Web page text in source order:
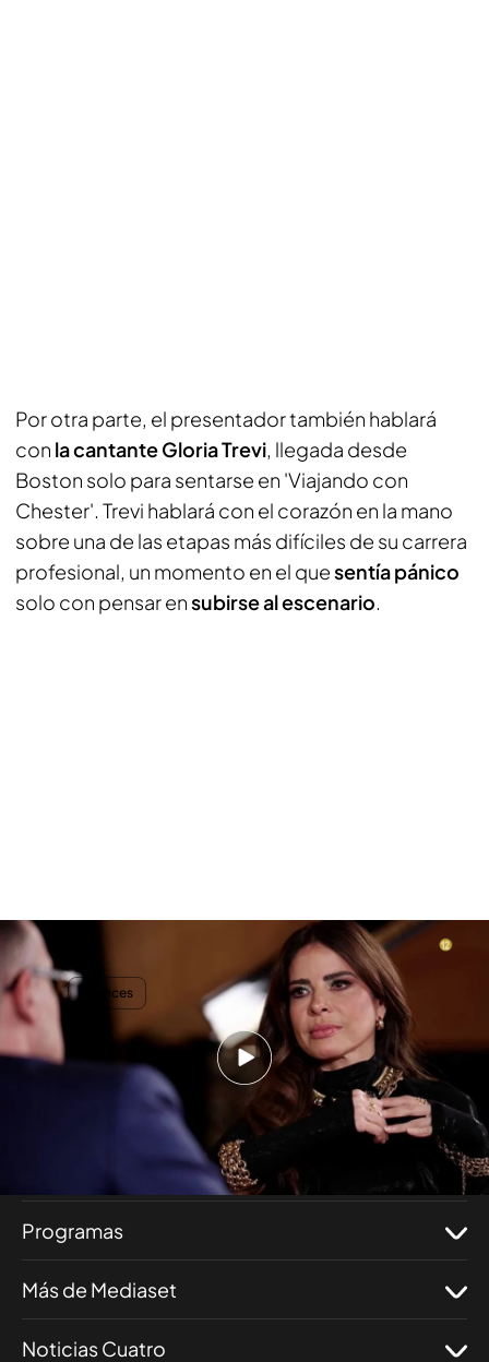
Por otra parte, el presentador también hablará
con la cantante Gloria Trevi, llegada desde
Boston solo para sentarse en 'Viajando con
Chester'. Trevi hablará con el corazón en la mano
sobre una de las etapas más difíciles de su carrera
profesional, un momento en el quesentía pánico
solo con pensar ensubirse al escenario.
Gloria Trevi, llegada desde Boston para sentarse en 'Viajando con Chester'
TEMAS Avances
Programas
Más de Mediaset
Noticias Cuatro